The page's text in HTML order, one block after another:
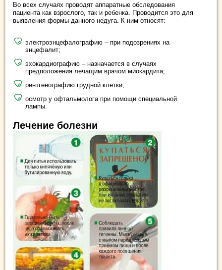
Во всех случаях проводят аппаратные обследования
пациента как взрослого, так и ребенка. Проводится это для
выявления формы данного недуга. К ним относят:
электроэнцефалографию – при подозрениях на
энцефалит;
эхокардиографию – назначается в случаях
предположения лечащим врачом миокардита;
рентгенографию грудной клетки;
осмотр у офтальмолога при помощи специальной
лампы.
Лечение болезни